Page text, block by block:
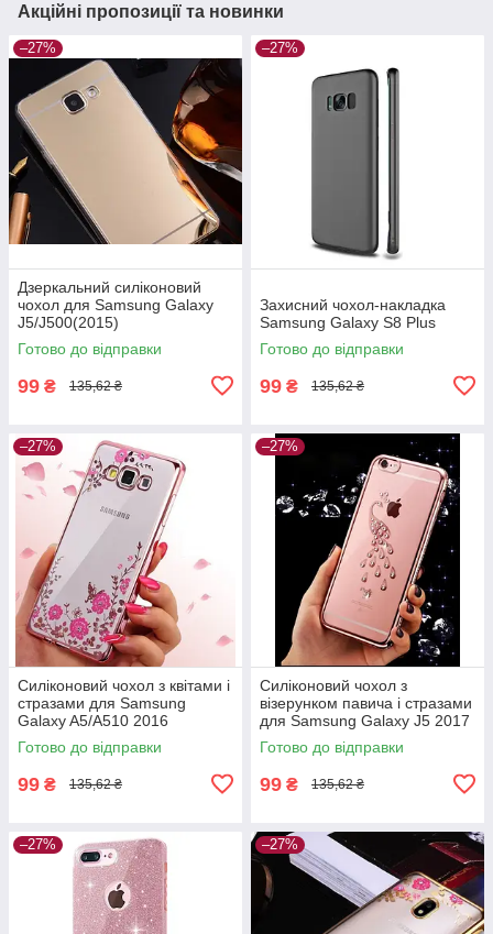
Акційні пропозиції та новинки
–27%
Дзеркальний силіконовий
чохол для Samsung Galaxy
J5/J500(2015)
Готово до відправки
99 ₴ 135,62 ₴
–27%
Захисний чохол-накладка
Samsung Galaxy S8 Plus
Готово до відправки
99 ₴ 135,62 ₴
–27%
Силіконовий чохол з квітами і
стразами для Samsung
Galaxy A5/A510 2016
Готово до відправки
99 ₴ 135,62 ₴
–27%
Силіконовий чохол з
візерунком павича і стразами
для Samsung Galaxy J5 2017
(SM-J530)
Готово до відправки
99 ₴ 135,62 ₴
–27% –27%